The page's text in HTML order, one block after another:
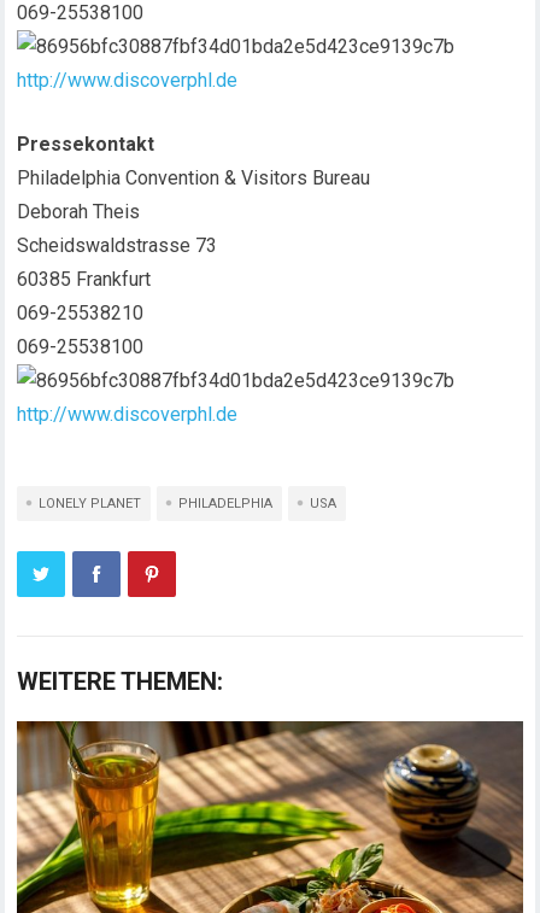
069-25538100
http://www.discoverphl.de
Pressekontakt
Philadelphia Convention & Visitors Bureau
Deborah Theis
Scheidswaldstrasse 73
60385 Frankfurt
069-25538210
069-25538100
http://www.discoverphl.de
LONELY PLANET PHILADELPHIA USA
WEITERE THEMEN: